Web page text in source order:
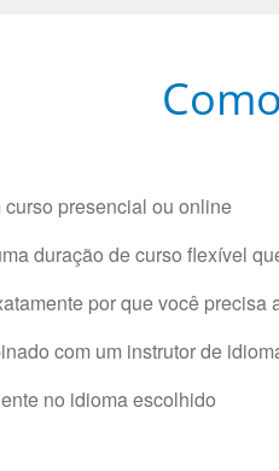
curso presencial ou online
duração de curso flexível
por que você precisa
com um instrutor de
no idioma escolhido